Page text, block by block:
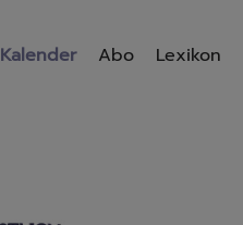
Kalender Abo Lexikon